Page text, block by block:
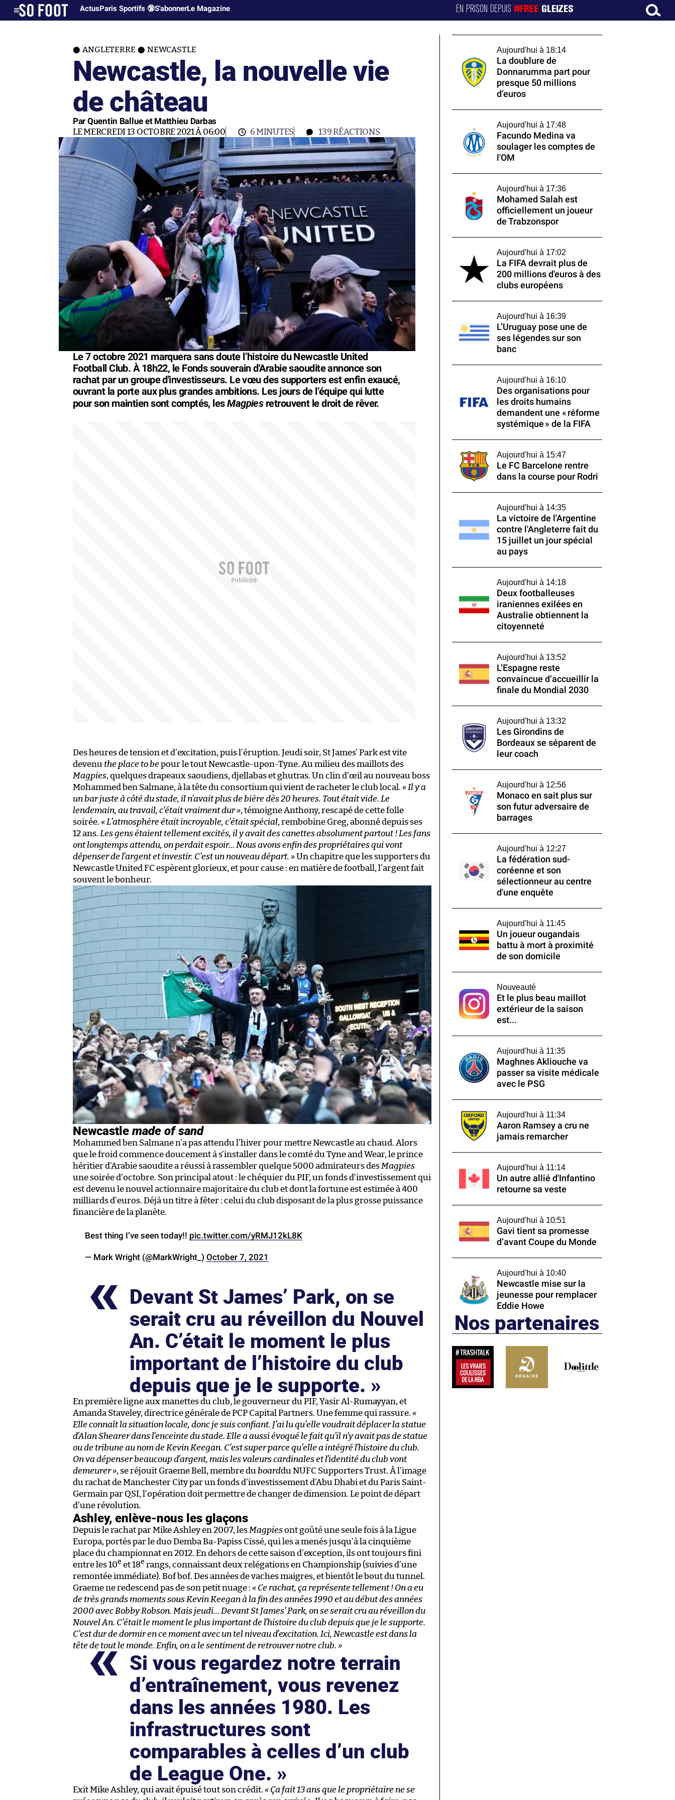
ActusParis Sportifs 🔞S'abonnerLe Magazine EN PRISON DEPUIS#FREE GLEIZES
ANGLETERRE NEWCASTLE
Newcastle, la nouvelle vie
de château
Par Quentin Ballue et Matthieu Darbas
LE MERCREDI 13 OCTOBRE 2021 À 06:00 6 MINUTES 139RÉACTIONS
Le 7 octobre 2021 marquera sans doute l’histoire du Newcastle United
Football Club. À 18h22, le Fonds souverain d'Arabie saoudite annonce son
rachat par un groupe d'investisseurs. Le vœu des supporters est enfin exaucé,
ouvrant la porte aux plus grandes ambitions. Les jours de l’équipe qui lutte
pour son maintien sont comptés, lesMagpiesretrouvent le droit de rêver.
Des heures de tension et d’excitation, puis l’éruption. Jeudi soir, St James’ Park est vite
devenu the place to bepour le tout Newcastle-upon-Tyne. Au milieu des maillots des
Magpies, quelques drapeaux saoudiens, djellabas et ghutras. Un clin d’œil au nouveau boss
Mohammed ben Salmane, à la tête du consortium qui vient de racheter le club local. « Il y a
un bar juste à côté du stade, il n’avait plus de bière dès 20 heures. Tout était vide. Le
lendemain, au travail, c’était vraiment dur », témoigne Anthony, rescapé de cette folle
soirée. « L’atmosphère était incroyable, c’était spécial, rembobine Greg, abonné depuis ses
12 ans. Les gens étaient tellement excités, il y avait des canettes absolument partout ! Les fans
ont longtemps attendu, on perdait espoir… Nous avons enfin des propriétaires qui vont
dépenser de l’argent et investir. C’est un nouveau départ. »Un chapitre que les supporters du
Newcastle United FC espèrent glorieux, et pour cause : en matière de football, l’argent fait
souvent le bonheur.
Newcastlemade of sand
Mohammed ben Salmane n’a pas attendu l’hiver pour mettre Newcastle au chaud. Alors
que le froid commence doucement à s’installer dans le comté du Tyne and Wear, le prince
héritier d’Arabie saoudite a réussi à rassembler quelque 5000 admirateurs des Magpies
une soirée d’octobre. Son principal atout : le chéquier du PIF, un fonds d’investissement qui
est devenu le nouvel actionnaire majoritaire du club et dont la fortune est estimée à 400
milliards d’euros. Déjà un titre à fêter : celui du club disposant de la plus grosse puissance
financière de la planète.
Best thing I’ve seen today!! pic.twitter.com/yRMJ12kL8K
— Mark Wright (@MarkWright_) October 7, 2021
Devant St James’ Park, on se
serait cru au réveillon du Nouvel
An. C’était le moment le plus
important de l’histoire du club
depuis que je le supporte.
En première ligne aux manettes du club, le gouverneur du PIF, Yasir Al-Rumayyan, et
Amanda Staveley, directrice générale de PCP Capital Partners. Une femme qui rassure. «
Elle connaît la situation locale, donc je suis confiant. J’ai lu qu’elle voudrait déplacer la statue
d’Alan Shearer dans l’enceinte du stade. Elle a aussi évoqué le fait qu’il n’y avait pas de statue
ou de tribune au nom de Kevin Keegan. C’est super parce qu’elle a intégré l’histoire du club.
On va dépenser beaucoup d’argent, mais les valeurs cardinales et l’identité du club vont
demeurer », se réjouit Graeme Bell, membre du boarddu NUFC Supporters Trust. À l’image
du rachat de Manchester City par un fonds d’investissement d’Abu Dhabi et du Paris Saint-
Germain par QSI, l’opération doit permettre de changer de dimension. Le point de départ
d’une révolution.
Ashley, enlève-nous les glaçons
Depuis le rachat par Mike Ashley en 2007, les Magpiesont goûté une seule fois à la Ligue
Europa, portés par le duo Demba Ba-Papiss Cissé, qui les a menés jusqu’à la cinquième
place du championnat en 2012. En dehors de cette saison d’exception, ils ont toujours fini
entre les 10e et 18e rangs, connaissant deux relégations en Championship (suivies d’une
remontée immédiate). Bof bof. Des années de vaches maigres, et bientôt le bout du tunnel.
Graeme ne redescend pas de son petit nuage : « Ce rachat, ça représente tellement ! On a eu
de très grands moments sous Kevin Keegan à la fin des années 1990 et au début des années
2000 avec Bobby Robson. Mais jeudi… Devant St James’ Park, on se serait cru au réveillon du
Nouvel An. C’était le moment le plus important de l’histoire du club depuis que je le supporte.
C’est dur de dormir en ce moment avec un tel niveau d’excitation. Ici, Newcastle est dans la
tête de tout le monde. Enfin, on a le sentiment de retrouver notre club. »
Si vous regardez notre terrain
d’entraînement, vous revenez
dans les années 1980. Les
infrastructures sont
comparables à celles d’un club
de League One.
Exit Mike Ashley, qui avait épuisé tout son crédit. « Ça fait 13 ans que le propriétaire ne se
Aujourd'hui à 18:14
La doublure de
Donnarumma part pour
presque 50 millions
d’euros
Aujourd'hui à 17:48
Facundo Medina va
soulager les comptes de
l'OM
Aujourd'hui à 17:36
Mohamed Salah est
officiellement un joueur
de Trabzonspor
Aujourd'hui à 17:02
La FIFA devrait plus de
200 millions d'euros à des
clubs européens
Aujourd'hui à 16:39
L’Uruguay pose une de
ses légendes sur son
banc
Aujourd'hui à 16:10
Des organisations pour
les droits humains
demandent une « réforme
systémique » de la FIFA
Aujourd'hui à 15:47
Le FC Barcelone rentre
dans la course pour Rodri
Aujourd'hui à 14:35
La victoire de l'Argentine
contre l'Angleterre fait du
15 juillet un jour spécial
au pays
Aujourd'hui à 14:18
Deux footballeuses
iraniennes exilées en
Australie obtiennent la
citoyenneté
Aujourd'hui à 13:52
L’Espagne reste
convaincue d’accueillir la
finale du Mondial 2030
Aujourd'hui à 13:32
Les Girondins de
Bordeaux se séparent de
leur coach
Aujourd'hui à 12:56
Monaco en sait plus sur
son futur adversaire de
barrages
Aujourd'hui à 12:27
La fédération sud-
coréenne et son
sélectionneur au centre
d'une enquête
Aujourd'hui à 11:45
Un joueur ougandais
battu à mort à proximité
de son domicile
Nouveauté
Et le plus beau maillot
extérieur de la saison
est...
Aujourd'hui à 11:35
Maghnes Akliouche va
passer sa visite médicale
avec le PSG
Aujourd'hui à 11:34
Aaron Ramsey a cru ne
jamais remarcher
Aujourd'hui à 11:14
Un autre allié d'Infantino
retourne sa veste
Aujourd'hui à 10:51
Gavi tient sa promesse
d’avant Coupe du Monde
Aujourd'hui à 10:40
Newcastle mise sur la
jeunesse pour remplacer
Eddie Howe
Nos partenaires